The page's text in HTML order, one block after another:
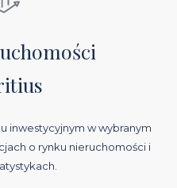
inwestycyjnym w wybranym
o rynku nieruchomości i